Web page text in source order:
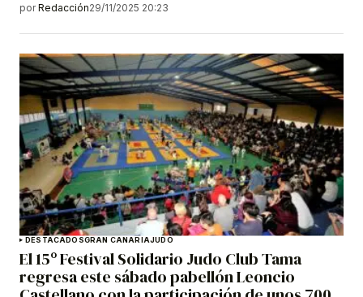
por Redacción29/11/2025 20:23
DESTACADOSGRAN CANARIAJUDO
El 15º Festival Solidario Judo Club Tama
regresa este sábado pabellón Leoncio